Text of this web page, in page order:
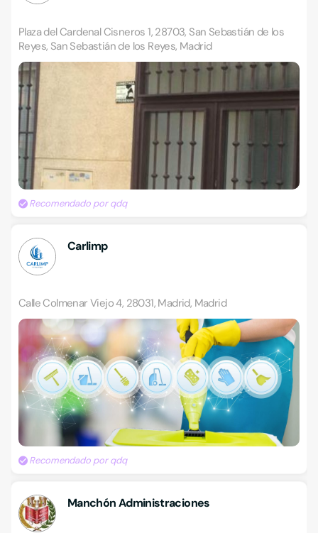
Plaza del Cardenal Cisneros 1, 28703, San Sebastián de los
Reyes, San Sebastián de los Reyes, Madrid
Recomendado por qdq
Carlimp
Calle Colmenar Viejo 4, 28031, Madrid, Madrid
Recomendado por qdq
Manchón Administraciones